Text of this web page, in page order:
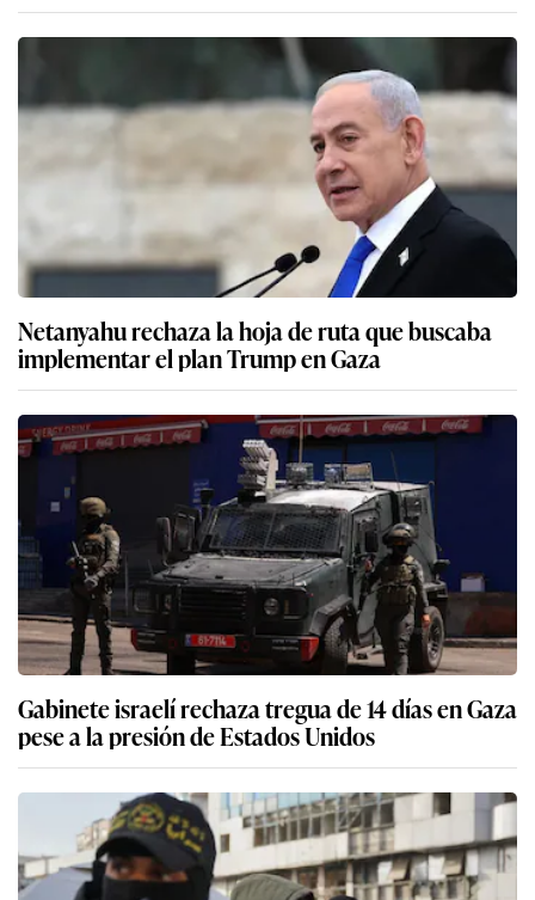
Netanyahu rechaza la hoja de ruta que buscaba
implementar el plan Trump en Gaza
Gabinete israelí rechaza tregua de 14 días en Gaza
pese a la presión de Estados Unidos